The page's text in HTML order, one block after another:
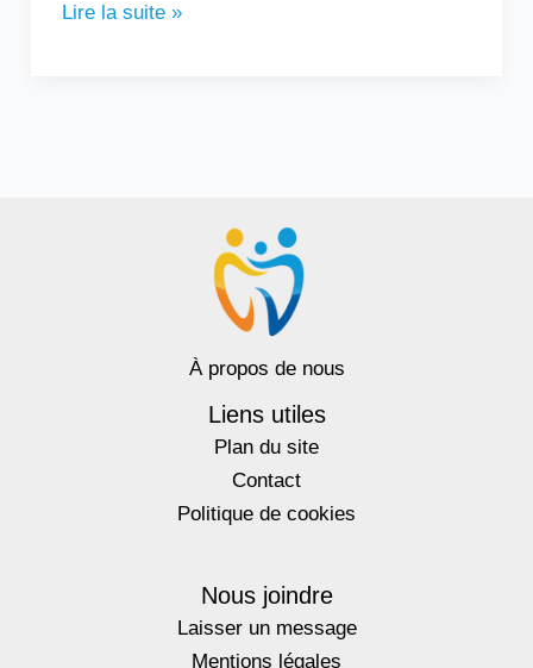
Lire la suite »
À propos de nous
Liens utiles
Plan du site
Contact
Politique de cookies
Nous joindre
Laisser un message
Mentions légales